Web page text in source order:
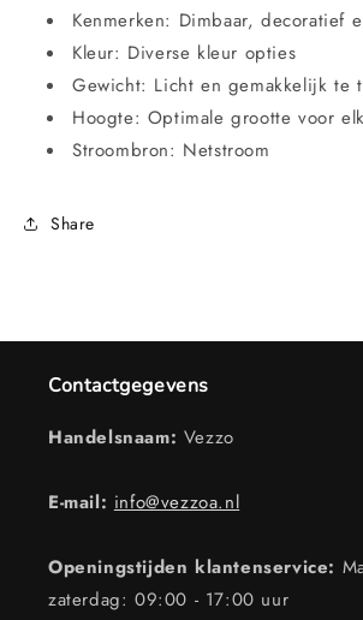
Kenmerken: Dimbaar, decoratief
Kleur: Diverse kleur opties
Gewicht: Licht en gemakkelijk te
Hoogte: Optimale grootte voor
Stroombron: Netstroom
Share
Contactgegevens
Handelsnaam: Vezzo
E-mail: info@vezzoa.nl
Openingstijden klantenservice:
zaterdag: 09:00 - 17:00 uur